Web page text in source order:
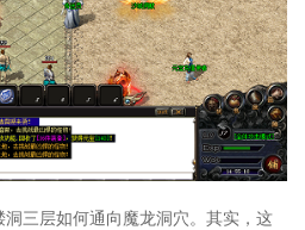
三层如何通向魔龙洞穴。其实，这